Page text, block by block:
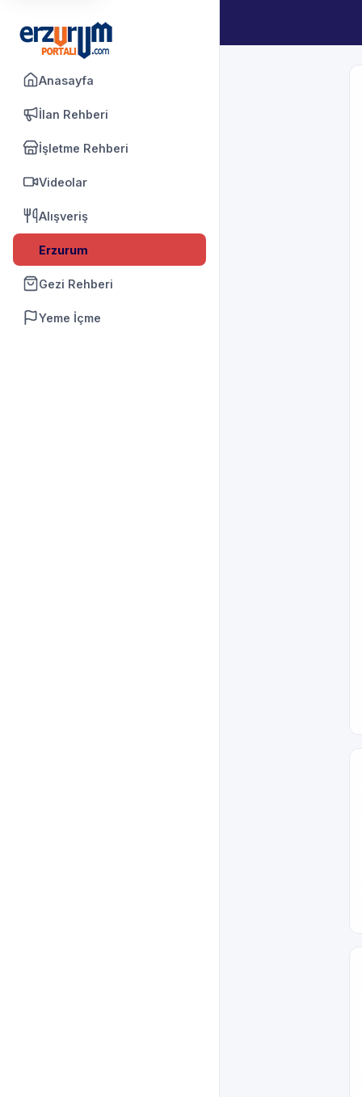
Anasayfa
İlan Rehberi
İşletme Rehberi
Videolar
Alışveriş
Erzurum
Gezi Rehberi
Yeme İçme